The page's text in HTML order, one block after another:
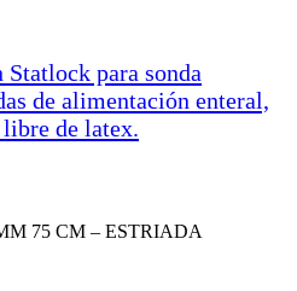
para sonda
de alimentación enteral,
de latex.
75 CM – ESTRIADA